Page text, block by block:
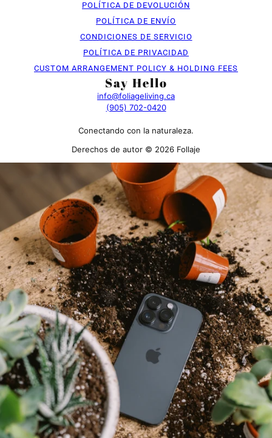
POLÍTICA DE DEVOLUCIÓN
POLÍTICA DE ENVÍO
CONDICIONES DE SERVICIO
POLÍTICA DE PRIVACIDAD
CUSTOM ARRANGEMENT POLICY & HOLDING FEES
Say Hello
info@foliageliving.ca
(905) 702-0420
Conectando con la naturaleza.
Derechos de autor © 2026 Follaje